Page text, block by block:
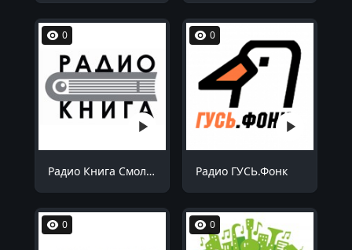
0
Радио Книга Смоленск 90.5 FM
0
Радио ГУСЬ.Фонк
0 0